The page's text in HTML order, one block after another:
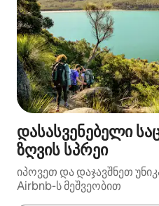
დასასვენებელი
ზღვის სპრეი
იპოვეთ და დაჯავშნეთ
Airbnb-ს მეშვეობით